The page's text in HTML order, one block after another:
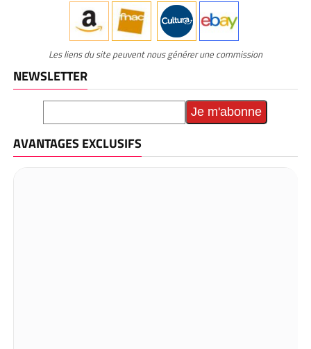
Les liens du site peuvent nous générer une commission
NEWSLETTER
AVANTAGES EXCLUSIFS